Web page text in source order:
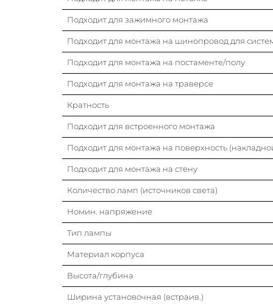
Подходит для зажимного монтажа
Подходит для монтажа на шинопровод для
Подходит для монтажа на постаменте/полу
Подходит для монтажа на траверсе
Кратность
Подходит для встроенного монтажа
Подходит для монтажа на поверхность
Подходит для монтажа на стену
Количество ламп (источников света)
Номин. напряжение
Тип лампы
Материал корпуса
Высота/глубина
Ширина установочная (встраив.)